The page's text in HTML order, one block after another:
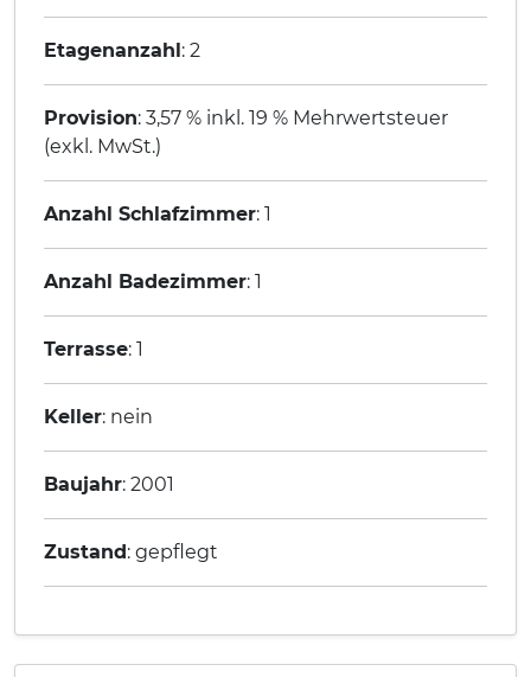
Etagenanzahl: 2
Provision: 3,57 % inkl. 19 % Mehrwertsteuer
(exkl. MwSt.)
Anzahl Schlafzimmer: 1
Anzahl Badezimmer: 1
Terrasse: 1
Keller: nein
Baujahr: 2001
Zustand: gepflegt